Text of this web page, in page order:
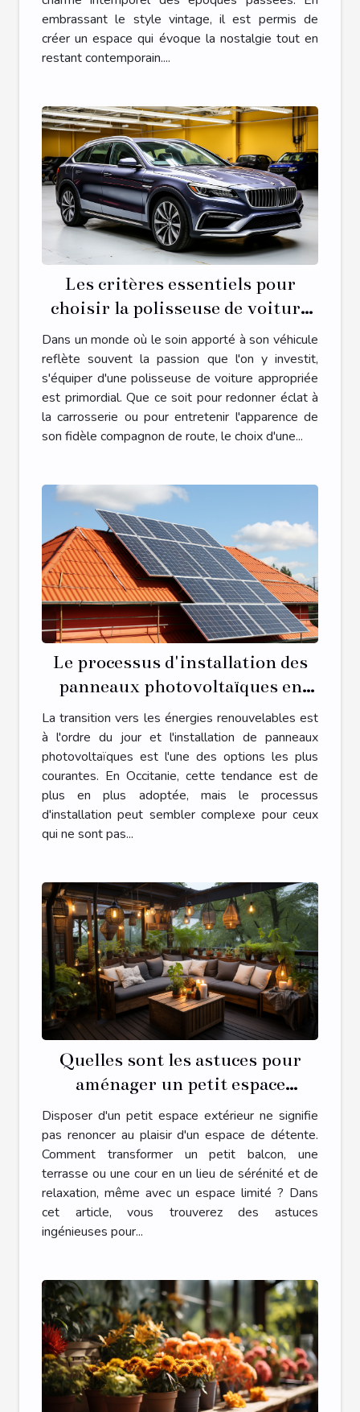
embrassant le style vintage, il est permis de
créer un espace qui évoque la nostalgie tout en
restant contemporain....
Les critères essentiels pour
choisir la polisseuse de voiture
adaptée à vos besoins
Dans un monde où le soin apporté à son véhicule
reflète souvent la passion que l'on y investit,
s'équiper d'une polisseuse de voiture appropriée
est primordial. Que ce soit pour redonner éclat à
la carrosserie ou pour entretenir l'apparence de
son fidèle compagnon de route, le choix d'une...
Le processus d'installation des
panneaux photovoltaïques en
Occitanie
La transition vers les énergies renouvelables est
à l'ordre du jour et l'installation de panneaux
photovoltaïques est l'une des options les plus
courantes. En Occitanie, cette tendance est de
plus en plus adoptée, mais le processus
d'installation peut sembler complexe pour ceux
qui ne sont pas...
Quelles sont les astuces pour
aménager un petit espace
extérieur en une oasis de détente
?
Disposer d'un petit espace extérieur ne signifie
pas renoncer au plaisir d'un espace de détente.
Comment transformer un petit balcon, une
terrasse ou une cour en un lieu de sérénité et de
relaxation, même avec un espace limité ? Dans
cet article, vous trouverez des astuces
ingénieuses pour...